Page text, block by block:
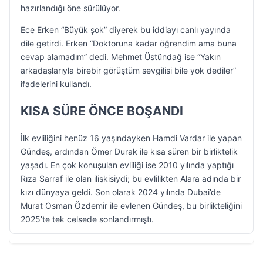
hazırlandığı öne sürülüyor.
Ece Erken “Büyük şok” diyerek bu iddiayı canlı yayında
dile getirdi. Erken “Doktoruna kadar öğrendim ama buna
cevap alamadım” dedi. Mehmet Üstündağ ise “Yakın
arkadaşlarıyla birebir görüştüm sevgilisi bile yok dediler”
ifadelerini kullandı.
KISA SÜRE ÖNCE BOŞANDI
İlk evliliğini henüz 16 yaşındayken Hamdi Vardar ile yapan
Gündeş, ardından Ömer Durak ile kısa süren bir birliktelik
yaşadı. En çok konuşulan evliliği ise 2010 yılında yaptığı
Rıza Sarraf ile olan ilişkisiydi; bu evlilikten Alara adında bir
kızı dünyaya geldi. Son olarak 2024 yılında Dubai’de
Murat Osman Özdemir ile evlenen Gündeş, bu birlikteliğini
2025’te tek celsede sonlandırmıştı.